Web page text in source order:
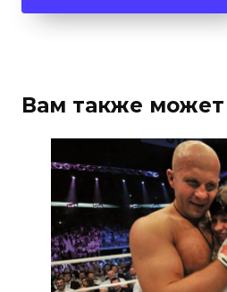
Вам также может